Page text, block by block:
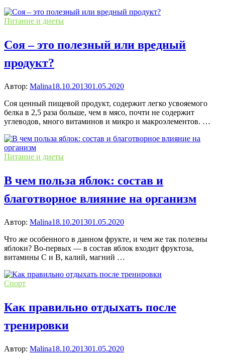
Питание и диеты
Соя – это полезный или вредный
продукт?
Автор: Malina18.10.201301.05.2020
Соя ценный пищевой продукт, содержит легко усвояемого
белка в 2,5 раза больше, чем в мясо, почти не содержит
углеводов, много витаминов и микро и макроэлементов. …
Питание и диеты
В чем польза яблок: состав и
благотворное влияние на организм
Автор: Malina18.10.201301.05.2020
Что же особенного в данном фрукте, и чем же так полезны
яблоки? Во-первых — в состав яблок входит фруктоза,
витамины C и B, калий, магний …
Спорт
Как правильно отдыхать после
тренировки
Автор: Malina18.10.201301.05.2020